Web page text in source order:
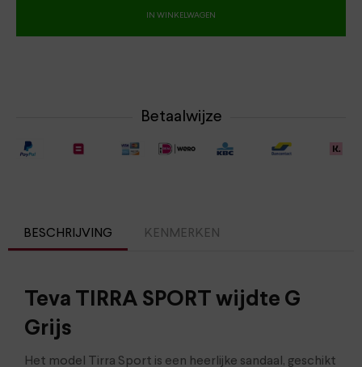
IN WINKELWAGEN
Betaalwijze
BESCHRIJVING KENMERKEN
Teva TIRRA SPORT wijdte G
Grijs
Het model Tirra Sport is een heerlijke sandaal, geschikt